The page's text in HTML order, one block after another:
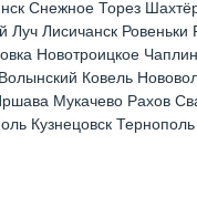
Снежное Торез
Лисичанск Ровеньки
Новотроицкое
Ковель
Мукачево Рахов
Кузнецовск